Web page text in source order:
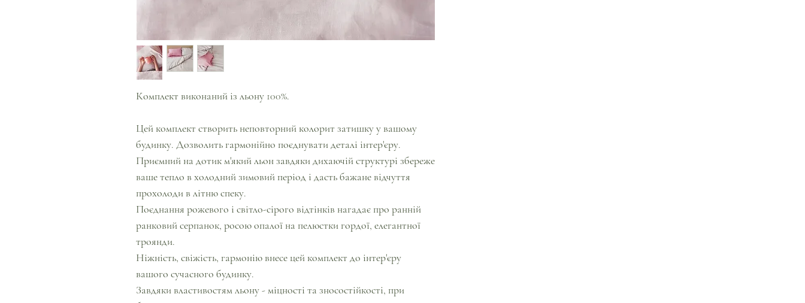
Комплект виконаний із льону 100%.
Цей комплект створить неповторний колорит затишку у вашому
будинку. Дозволить гармонійно поєднувати деталі інтер'єру.
Приємний на дотик м'який льон завдяки дихаючій структурі збереже
ваше тепло в холодний зимовий період і дасть бажане відчуття
прохолоди в літню спеку.
Поєднання рожевого і світло-сірого відтінків нагадає про ранній
ранковий серпанок, росою опалої на пелюстки гордої, елегантної
троянди.
Ніжність, свіжість, гармонію внесе цей комплект до інтер'єру
вашого сучасного будинку.
Завдяки властивостям льону - міцності та зносостійкості, при